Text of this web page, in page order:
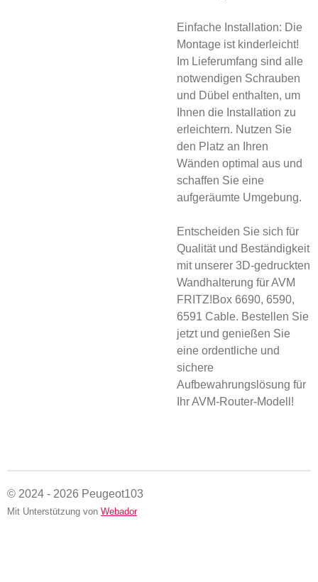
Einfache Installation: Die
Montage ist kinderleicht!
Im Lieferumfang sind alle
notwendigen Schrauben
und Dübel enthalten, um
Ihnen die Installation zu
erleichtern. Nutzen Sie
den Platz an Ihren
Wänden optimal aus und
schaffen Sie eine
aufgeräumte Umgebung.
Entscheiden Sie sich für
Qualität und Beständigkeit
mit unserer 3D-gedruckten
Wandhalterung für AVM
FRITZ!Box 6690, 6590,
6591 Cable. Bestellen Sie
jetzt und genießen Sie
eine ordentliche und
sichere
Aufbewahrungslösung für
Ihr AVM-Router-Modell!
© 2024 - 2026 Peugeot103
Mit Unterstützung von Webador